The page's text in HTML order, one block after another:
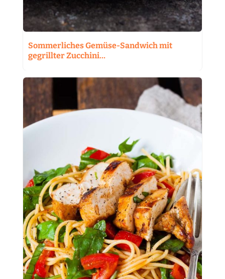
Sommerliches Gemüse-Sandwich mit
gegrillter Zucchini…